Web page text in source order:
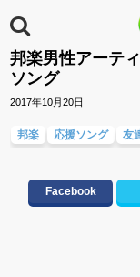
邦楽男性アーテ
ソング
2017年10月20日
邦楽 応援ソング 友
大切な人に贈る歌&あ
Facebook